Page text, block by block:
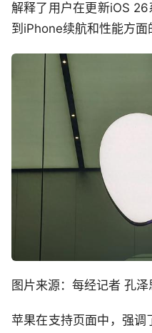
解释了用户在更新iOS
到iPhone续航和性能方面
图片来源：每经记者 孔泽
苹果在支持页面中，强调